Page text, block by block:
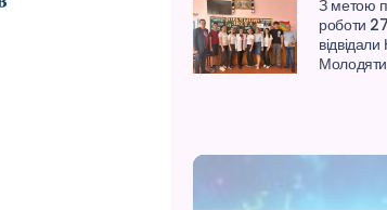
З метою
роботи